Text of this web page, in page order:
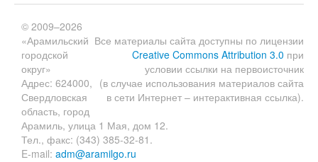
Все материалы сайта доступны по лицензии
Creative Commons Attribution 3.0 при
условии ссылки на первоисточник
(в случае использования материалов сайта
в сети Интернет – интерактивная ссылка).
© 2009–2026
«Арамильский
городской
округ»
Адрес: 624000,
Свердловская
область, город
Арамиль, улица 1 Мая, дом 12.
Тел., факс: (343) 385-32-81.
E-mail: adm@aramilgo.ru